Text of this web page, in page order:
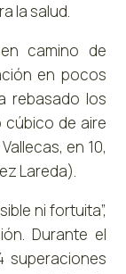
la salud.
camino de
en pocos
rebasado los
cúbico de aire
en 10,
Lareda).
ni fortuita”,
Durante el
superaciones